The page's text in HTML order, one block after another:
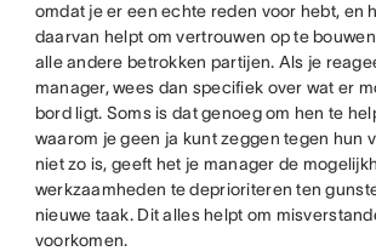
omdat je er een echte reden voor hebt, en
daarvan helpt om vertrouwen op te
alle andere betrokken partijen. Als je
manager, wees dan specifiek over wat er
bord ligt. Soms is dat genoeg om hen te
waarom je geen ja kunt zeggen tegen hun
niet zo is, geeft het je manager de
werkzaamheden te deprioriteren ten
nieuwe taak. Dit alles helpt om
voorkomen.